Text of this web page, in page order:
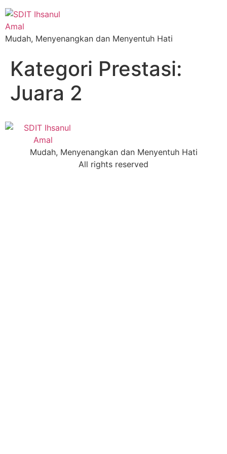
Mudah, Menyenangkan dan Menyentuh Hati
Kategori Prestasi:
Juara 2
Mudah, Menyenangkan dan Menyentuh Hati
All rights reserved